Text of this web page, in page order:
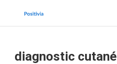
diagnostic cutané